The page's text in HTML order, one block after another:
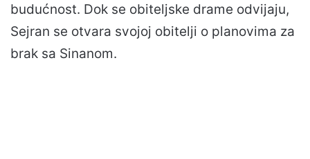
budućnost. Dok se obiteljske drame odvijaju,
Sejran se otvara svojoj obitelji o planovima za
brak sa Sinanom.